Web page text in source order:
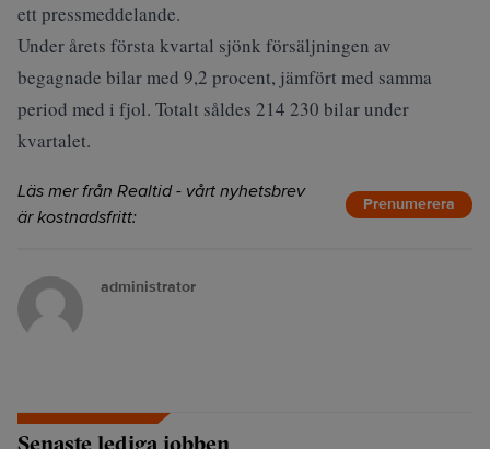
ett pressmeddelande.
Under årets första kvartal sjönk försäljningen av
begagnade bilar med 9,2 procent, jämfört med samma
period med i fjol. Totalt såldes 214 230 bilar under
kvartalet.
Läs mer från Realtid - vårt nyhetsbrev
är kostnadsfritt:
Prenumerera
administrator
Senaste lediga jobben